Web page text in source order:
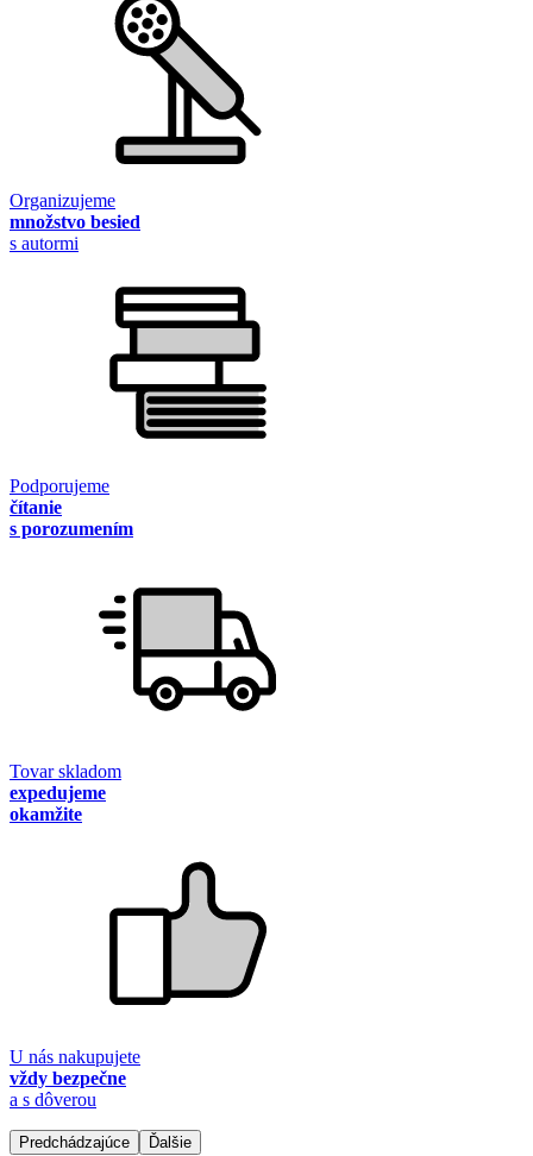
Organizujeme
množstvo besied
s autormi
Podporujeme
čítanie
s porozumením
Tovar skladom
expedujeme
okamžite
U nás nakupujete
vždy bezpečne
a s dôverou
Predchádzajúce Ďalšie